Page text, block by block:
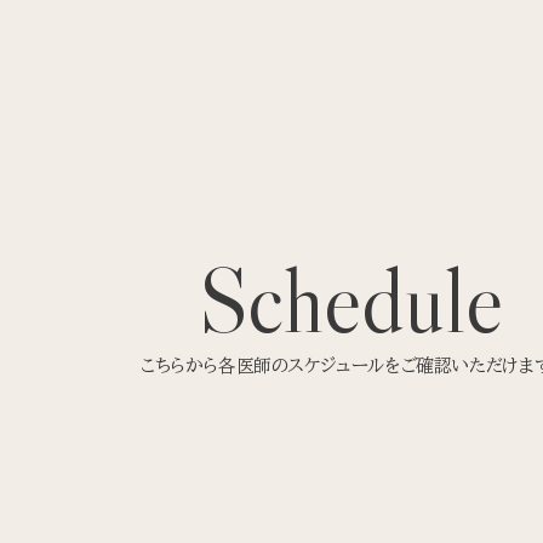
Schedule
こちらから各医師のスケジュールをご確認いただけま